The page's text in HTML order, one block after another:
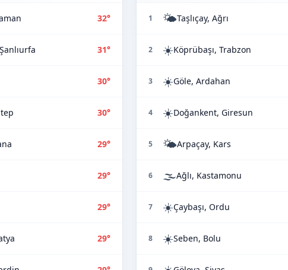
32°
31°
30°
30°
29°
29°
29°
29°
1 🌤️Taşlıçay, Ağrı
2 ☀️Köprübaşı, Trabzon
3 ☀️Göle, Ardahan
4 ☀️Doğankent, Giresun
5 🌤️Arpaçay, Kars
6 🌫️Ağlı, Kastamonu
7 ☀️Çaybaşı, Ordu
8 ☀️Seben, Bolu